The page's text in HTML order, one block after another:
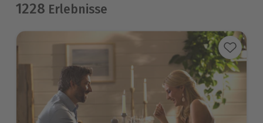
1228 Erlebnisse